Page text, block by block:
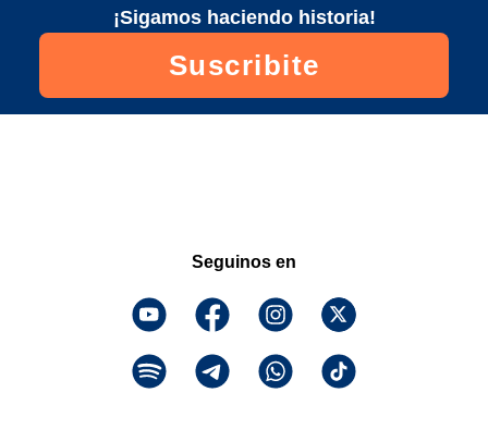
¡Sigamos haciendo historia!
Suscribite
Seguinos en